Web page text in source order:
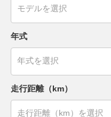
年式
走行距離（km）